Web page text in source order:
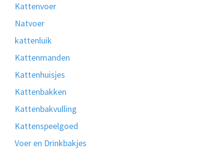
Kattenvoer
Natvoer
kattenluik
Kattenmanden
Kattenhuisjes
Kattenbakken
Kattenbakvulling
Kattenspeelgoed
Voer en Drinkbakjes